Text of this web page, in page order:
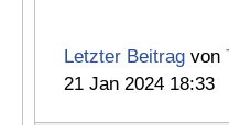
Letzter Beitrag von
21 Jan 2024 18:33